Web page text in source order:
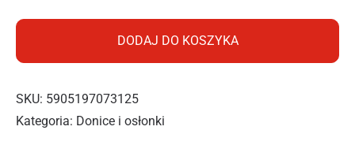
DODAJ DO KOSZYKA
SKU: 5905197073125
Kategoria: Donice i osłonki